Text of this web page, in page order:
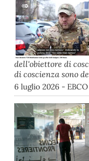
dell'obiettore di
di coscienza sono
6 luglio 2026 -